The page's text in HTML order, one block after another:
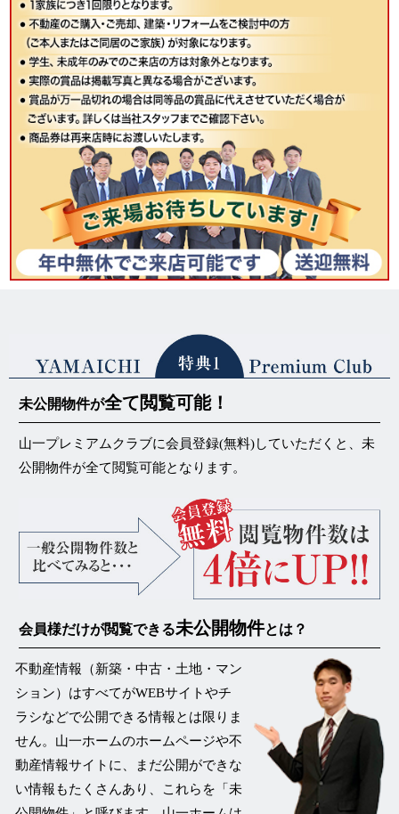
未公開物件が全て閲覧可能！
山一プレミアムクラブに会員登録(無料)していただくと、未
公開物件が全て閲覧可能となります。
会員様だけが閲覧できる未公開物件とは？
不動産情報（新築・中古・土地・マン
ション）はすべてがWEBサイトやチ
ラシなどで公開できる情報とは限りま
せん。山一ホームのホームページや不
動産情報サイトに、まだ公開ができな
い情報もたくさんあり、これらを 「未